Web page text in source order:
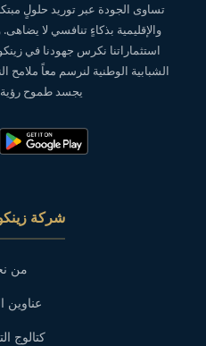
تساوى الجودة عبر توريد حلولٍ
والإقليمية بذكاءٍ تنافسي لا
استثماراتنا نكرس جهودنا في
الشبابية الوطنية لنرسم معاً
يجسد طموح رؤية
شركة
من
عناوين
كتالوج